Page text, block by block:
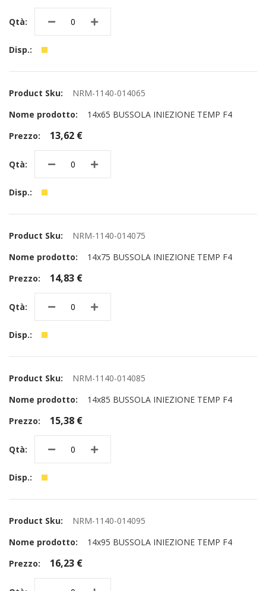
NRM-1140-014065
14x65 BUSSOLA INIEZIONE TEMP F4
13,62 €
NRM-1140-014075
14x75 BUSSOLA INIEZIONE TEMP F4
14,83 €
NRM-1140-014085
14x85 BUSSOLA INIEZIONE TEMP F4
15,38 €
NRM-1140-014095
14x95 BUSSOLA INIEZIONE TEMP F4
16,23 €